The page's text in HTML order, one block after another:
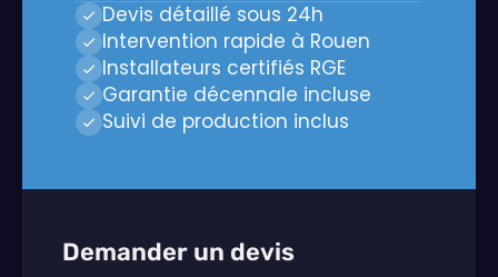
Devis détaillé sous 24h
Intervention rapide à Rouen
Installateurs certifiés RGE
Garantie décennale incluse
Suivi de production inclus
Demander un devis